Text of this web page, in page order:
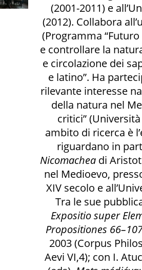
di libri
(2001-2011) e
(2012). Collabora
(Programma “Futuro
e controllare la
e circolazione dei
e latino”. Ha
rilevante interesse
della natura nel
critici”
ambito di ricerca è
riguardano in
Nicomacheadi
nel Medioevo,
XIV secolo e
Tra le sue
Expositio super
Propositiones
2003 (Corpus
Aevi VI,4); con I.